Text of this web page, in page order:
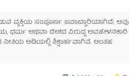
ವ್ಯಕ್ತಿಯ ಸಂಪೂರ್ಣ ಜವಾಬ್ದಾರಿಯಾಗಿದೆ; ಅವು
ಧರ್ಮ ಅಥವಾ ದೇಶದ ವಿರುದ್ಧ ಅವಹೇಳನಕಾರಿ
ನೀತಿಯ ಅಡಿಯಲ್ಲಿ ಶಿಕ್ಷಾರ್ಹವಾಗಿವೆ. ಅಂತಹ